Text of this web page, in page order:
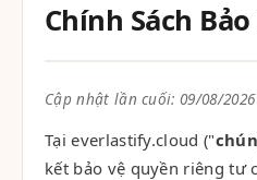
Chính Sách
Cập nhật lần cuối: 09/08/2026
Tại everlastify.cloud ("
kết bảo vệ quyền riêng tư